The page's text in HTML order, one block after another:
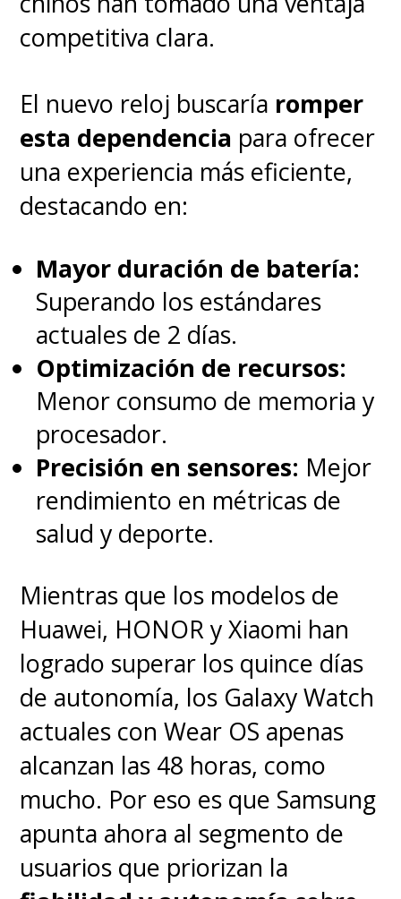
competitiva clara.
El nuevo reloj buscaría romper
esta dependencia para ofrecer
una experiencia más eficiente,
destacando en:
Mayor duración de batería:
Superando los estándares
actuales de 2 días.
Optimización de recursos:
Menor consumo de memoria y
procesador.
Precisión en sensores: Mejor
rendimiento en métricas de
salud y deporte.
Mientras que los modelos de
Huawei, HONOR y Xiaomi han
logrado superar los quince días
de autonomía, los Galaxy Watch
actuales con Wear OS apenas
alcanzan las 48 horas, como
mucho. Por eso es que Samsung
apunta ahora al segmento de
usuarios que priorizan la